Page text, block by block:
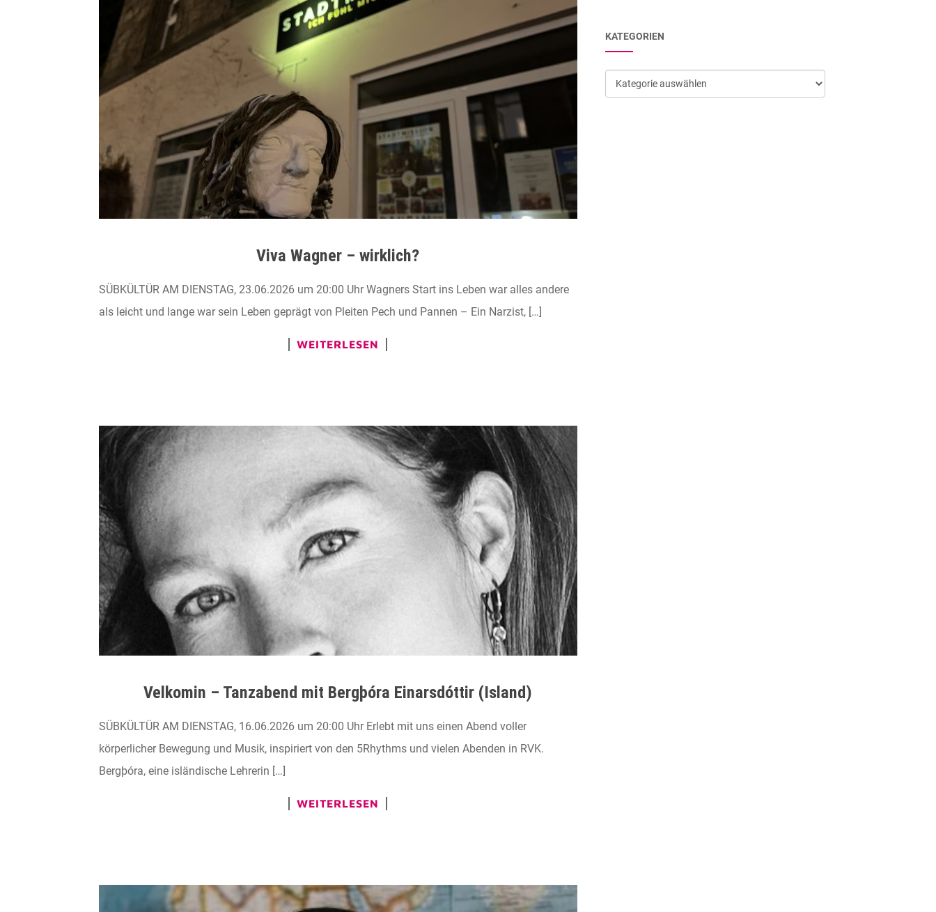
Viva Wagner – wirklich?
SÜBKÜLTÜR AM DIENSTAG, 23.06.2026 um 20:00 Uhr Wagners Start ins Leben war alles andere
als leicht und lange war sein Leben geprägt von Pleiten Pech und Pannen – Ein Narzist, […]
WEITERLESEN
Velkomin – Tanzabend mit Bergþóra Einarsdóttir (Island)
SÜBKÜLTÜR AM DIENSTAG, 16.06.2026 um 20:00 Uhr Erlebt mit uns einen Abend voller
körperlicher Bewegung und Musik, inspiriert von den 5Rhythms und vielen Abenden in RVK.
Bergþóra, eine isländische Lehrerin […]
WEITERLESEN
KATEGORIEN
Kategorien